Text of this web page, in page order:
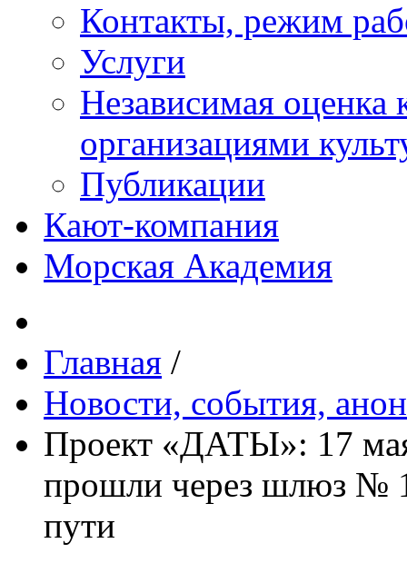
Контакты, режим
Услуги
Независимая оценка
организациями
Публикации
Кают-компания
Морская Академия
Главная /
Новости, события,
Проект «ДАТЫ»: 17
прошли через шлюз №
пути